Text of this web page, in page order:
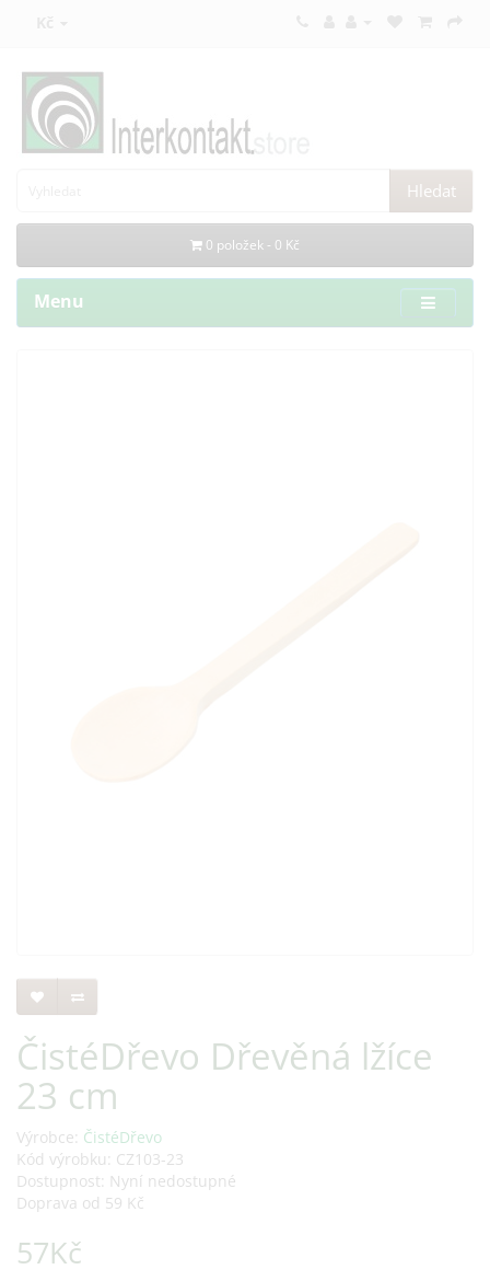
Kč
Hledat
0 položek - 0 Kč
Menu
ČistéDřevo Dřevěná lžíce
23 cm
Výrobce: ČistéDřevo
Kód výrobku: CZ103-23
Dostupnost: Nyní nedostupné
Doprava od 59 Kč
57Kč